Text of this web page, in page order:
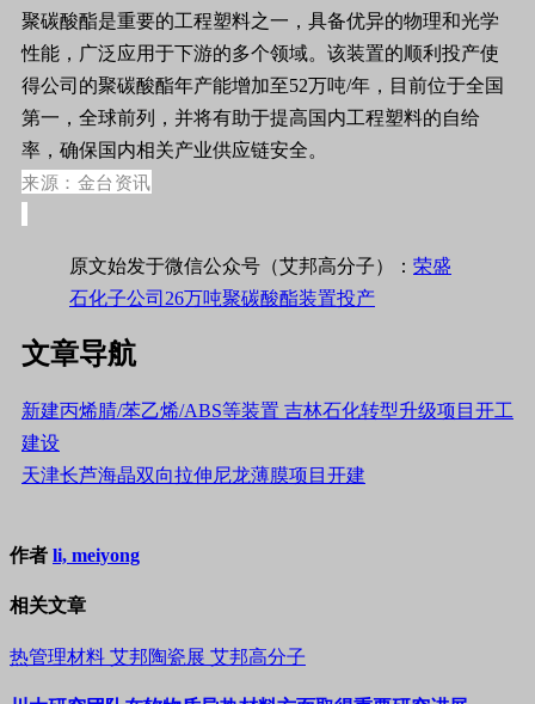
聚碳酸酯是重要的工程塑料之一，具备优异的物理和光学
性能，广泛应用于下游的多个领域。该装置的顺利投产使
得公司的聚碳酸酯年产能增加至52万吨/年，目前位于全国
第一，全球前列，并将有助于提高国内工程塑料的自给
率，确保国内相关产业供应链安全。
来源： 金台资讯
原文始发于微信公众号（艾邦高分子）： 荣盛
石化子公司26万吨聚碳酸酯装置投产
文章导航
新建丙烯腈/苯乙烯/ABS等装置 吉林石化转型升级项目开工
建设
天津长芦海晶双向拉伸尼龙薄膜项目开建
作者 li, meiyong
相关文章
热管理材料 艾邦陶瓷展 艾邦高分子